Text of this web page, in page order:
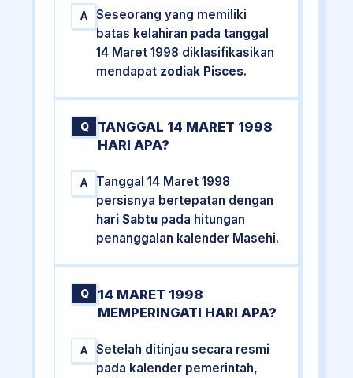
A
Seseorang yang memiliki
batas kelahiran pada tanggal
14 Maret 1998 diklasifikasikan
mendapat zodiak Pisces.
Q
TANGGAL 14 MARET 1998
HARI APA?
A
Tanggal 14 Maret 1998
persisnya bertepatan dengan
hari Sabtu pada hitungan
penanggalan kalender Masehi.
Q
14 MARET 1998
MEMPERINGATI HARI APA?
A
Setelah ditinjau secara resmi
pada kalender pemerintah,